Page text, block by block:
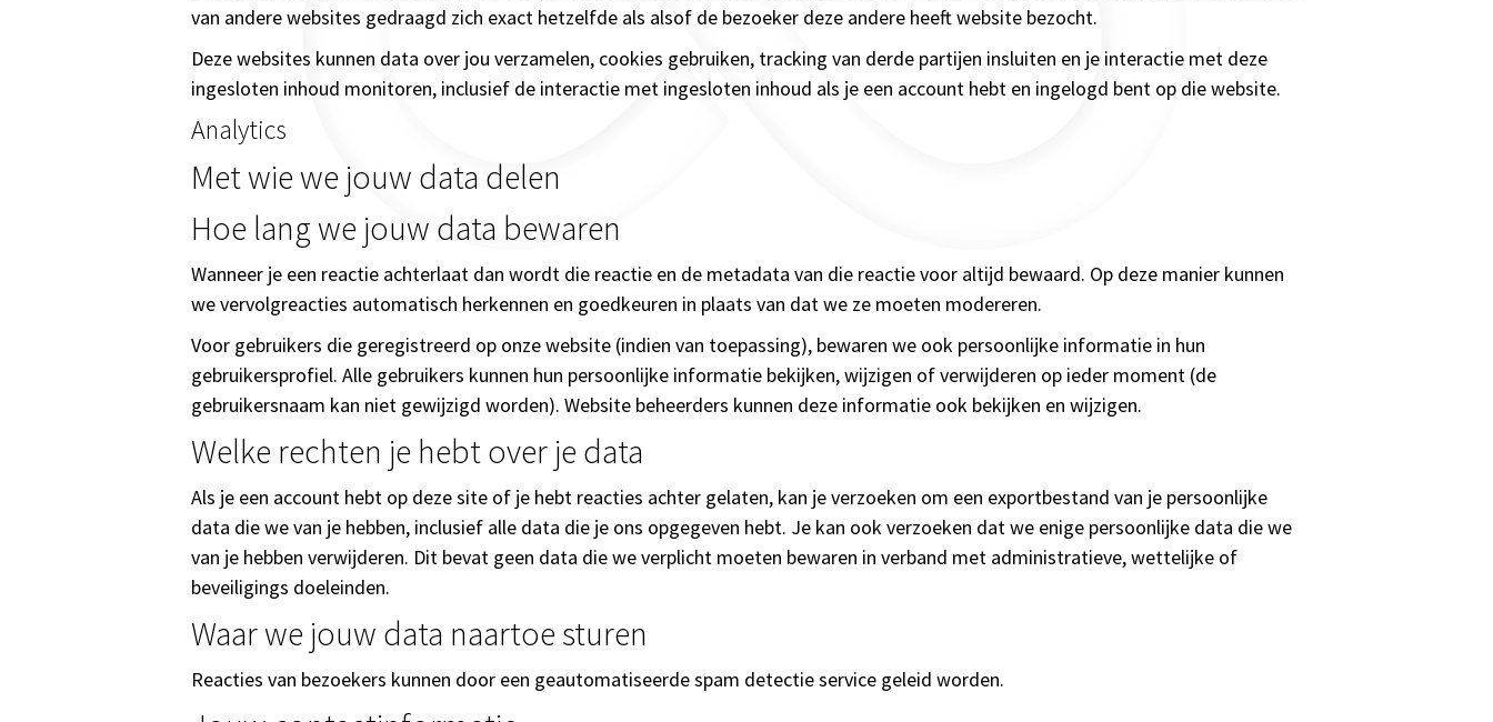
van andere websites gedraagd zich exact hetzelfde als alsof de bezoeker deze andere heeft website bezocht.
Deze websites kunnen data over jou verzamelen, cookies gebruiken, tracking van derde partijen insluiten en je interactie met deze
ingesloten inhoud monitoren, inclusief de interactie met ingesloten inhoud als je een account hebt en ingelogd bent op die website.
Analytics
Met wie we jouw data delen
Hoe lang we jouw data bewaren
Wanneer je een reactie achterlaat dan wordt die reactie en de metadata van die reactie voor altijd bewaard. Op deze manier kunnen
we vervolgreacties automatisch herkennen en goedkeuren in plaats van dat we ze moeten modereren.
Voor gebruikers die geregistreerd op onze website (indien van toepassing), bewaren we ook persoonlijke informatie in hun
gebruikersprofiel. Alle gebruikers kunnen hun persoonlijke informatie bekijken, wijzigen of verwijderen op ieder moment (de
gebruikersnaam kan niet gewijzigd worden). Website beheerders kunnen deze informatie ook bekijken en wijzigen.
Welke rechten je hebt over je data
Als je een account hebt op deze site of je hebt reacties achter gelaten, kan je verzoeken om een exportbestand van je persoonlijke
data die we van je hebben, inclusief alle data die je ons opgegeven hebt. Je kan ook verzoeken dat we enige persoonlijke data die we
van je hebben verwijderen. Dit bevat geen data die we verplicht moeten bewaren in verband met administratieve, wettelijke of
beveiligings doeleinden.
Waar we jouw data naartoe sturen
Reacties van bezoekers kunnen door een geautomatiseerde spam detectie service geleid worden.